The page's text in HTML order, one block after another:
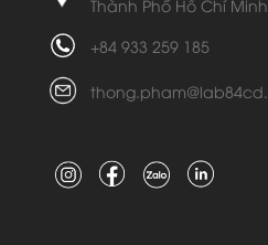
Thành Phố Hồ Chí Minh
+84 933 259 185